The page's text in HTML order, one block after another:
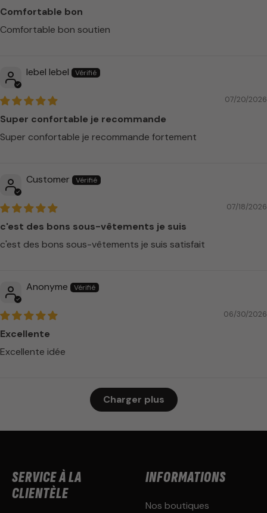
Comfortable bon
Comfortable bon soutien
lebel lebel
07/20/2026
Super confortable je recommande
Super confortable je recommande fortement
Customer
07/18/2026
c'est des bons sous-vêtements je suis
c'est des bons sous-vêtements je suis satisfait
Anonyme
06/30/2026
Excellente
Excellente idée
Charger plus
SERVICE À LA
CLIENTÈLE
INFORMATIONS
Nos boutiques